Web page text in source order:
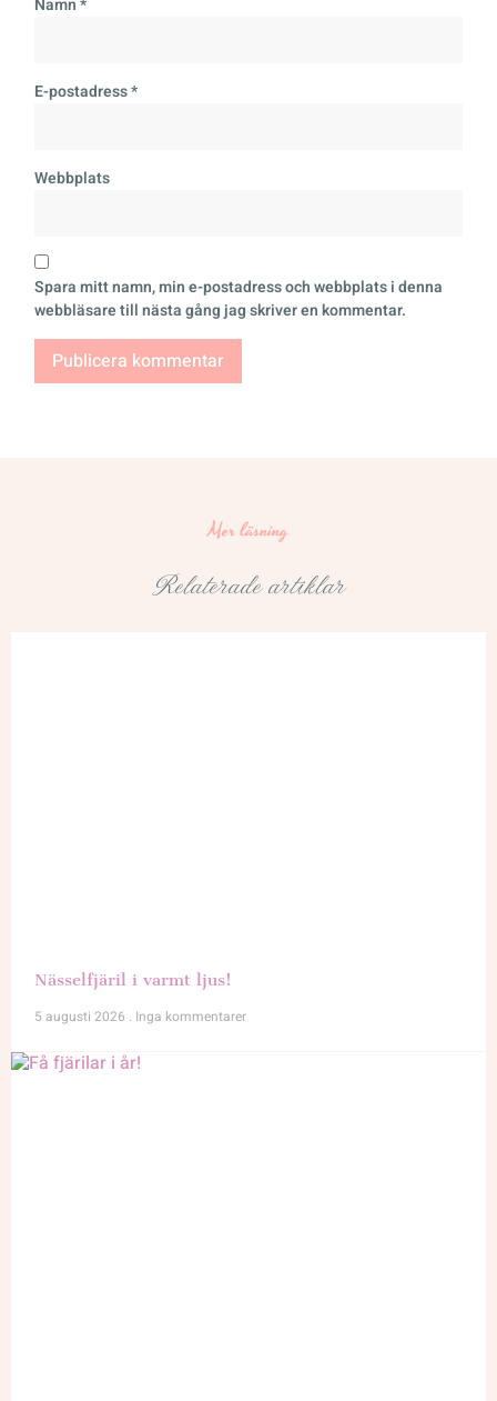
E-postadress*
Webbplats
Spara mitt namn, min e-postadress och webbplats i denna
webbläsare till nästa gång jag skriver en kommentar.
Mer läsning
Relaterade artiklar
Nässelfjäril i varmt ljus!
5 augusti 2026
Inga kommentarer